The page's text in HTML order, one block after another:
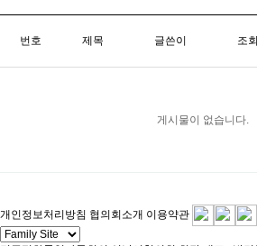
번호 제목 글쓴이 조회
게시물이 없습니다.
개인정보처리방침 협의회소개 이용약관